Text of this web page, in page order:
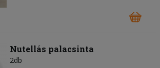
Nutellás palacsinta
2db